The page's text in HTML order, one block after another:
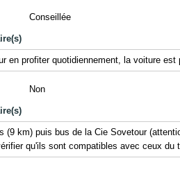
Conseillée
en profiter quotidiennement, la voiture est
Non
(9 km) puis bus de la Cie Sovetour
qu'ils sont compatibles avec ceux du